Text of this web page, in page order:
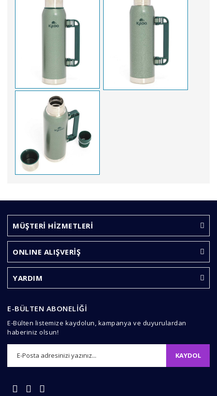
Yorum Yaz
formunu kullanarak tarafımıza iletebilirsiniz.
Görüş ve önerileriniz için teşekkür ederiz.
Ürün resmi kalitesiz, bozuk veya görüntülenemiyor.
Ürün açıklamasında eksik bilgiler bulunuyor.
Ürün fiyatı diğer sitelerden daha pahalı.
Gönder
MÜŞTERİ HİZMETLERİ
ONLINE ALIŞVERİŞ
YARDIM
E-BÜLTEN ABONELİĞİ
E-Bülten listemize kaydolun, kampanya ve duyurulardan
haberiniz olsun!
KAYDOL